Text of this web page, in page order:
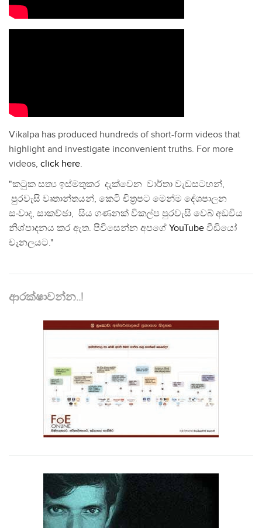
Vikalpa has produced hundreds of short-form videos that
highlight and investigate inconvenient truths. For more
videos, click here.
"කටුක සත්‍ය ඉස්මතුකර දැක්වෙන වාර්තා වැඩසටහන්,
පුරවැසි වෘතාන්තයන්, කෙටි චිත්‍රපට මෙන්ම දේශපාලන
සංවාද, සාකච්ඡා, සිය ගණනක් විකල්ප පුරවැසි වෙබ් අඩවිය
නිශ්පාදනය කර ඇත. පිවිසෙන්න අපගේ YouTube වීඩියෝ
චැනලයට."
ආරක්ෂාවන්න..!